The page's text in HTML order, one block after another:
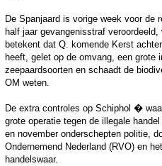
De Spanjaard is vorige week voor de
half jaar gevangenisstraf
betekent dat Q. komende Kerst
heeft, gelet op de omvang, een grote
zeepaardsoorten en schaadt de
OM weten.
De extra controles op Schiphol �
grote operatie tegen de illegale
en november onderschepten politie,
Ondernemend Nederland (RVO) en
handelswaar.